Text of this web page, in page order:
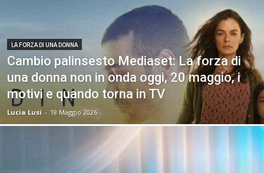
LA FORZA DI UNA DONNA
Cambio palinsesto Mediaset: La forza di
una donna non in onda oggi, 20 maggio, i
motivi e quando torna in TV
Lucia Lusi - 18 Maggio 2026